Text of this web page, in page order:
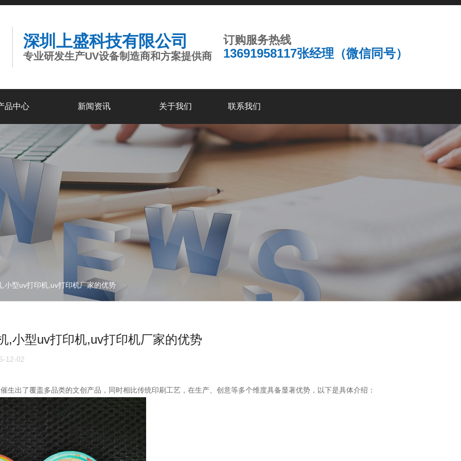
深圳上盛科技有限公司
专业研发生产UV设备制造商和方案提供商
订购服务热线
13691958117张经理（微信同号）
品中心 新闻资讯 关于我们 联系我们
小型uv打印机,uv打印机厂家的优势
,小型uv打印机,uv打印机厂家的优势
12-02
生出了覆盖多品类的文创产品，同时相比传统印刷工艺，在生产、创意等多个维度具备显著优势，以下是具体介绍：